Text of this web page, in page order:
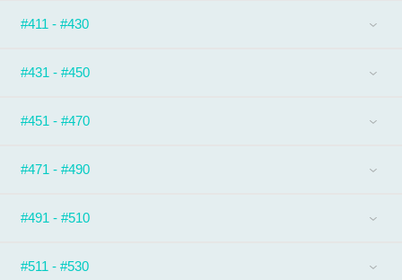
#411 - #430
#431 - #450
#451 - #470
#471 - #490
#491 - #510
#511 - #530